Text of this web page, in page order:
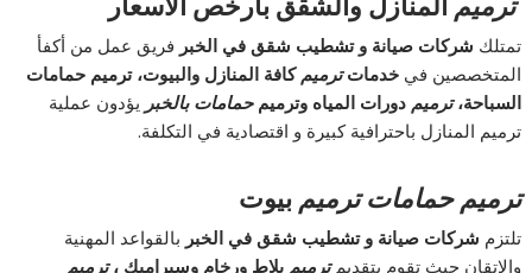
ترميم المنازل والشقق بأرخص الأسعار
تمتلك شركات صيانة و تشطيب شقق في الخبر فريق عمل من أكفأ
المتخصصين فيخدماتترميم كافة المنازل والبيوت، ترميم حمامات
السباحة،ترميم دورات المياه وترميمحمامات بالخبر يؤدون عملية
ترميم المنازل باحترافية كبيرة و اقتصادية في التكلفة.
ترميم حمامات ترميم بيوت
تلتزم شركات صيانة و تشطيب شقق في الخبر بالقواعد المهنية
والإتقان حيث تقوم بتقديمترميم بلاط ورخام وسيراميك ،ترميم